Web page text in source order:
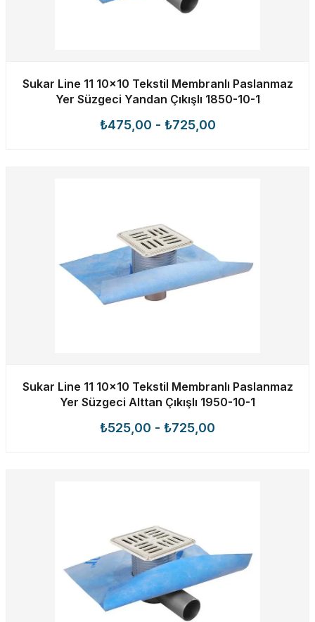
Sukar Line 11 10x10 Tekstil Membranlı Paslanmaz
Yer Süzgeci Yandan Çıkışlı 1850-10-1
₺475,00 - ₺725,00
Sukar Line 11 10x10 Tekstil Membranlı Paslanmaz
Yer Süzgeci Alttan Çıkışlı 1950-10-1
₺525,00 - ₺725,00